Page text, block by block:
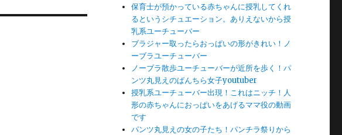
保育士が預かっている赤ちゃんに授乳してくれ
るというシチュエーション。ありえないから授
乳系ユーチューバー
ブラジャー取ったらおっぱいの形がきれい！ノ
ーブラユーチューバー
ノーブラ散歩ユーチューバーが近所を歩く！パ
ンツ丸見えのぱんちら女子youtuber
授乳系ユーチューバー出現！これはニッチ！人
形の赤ちゃんにおっぱいをあげるママ役の動画
です
パンツ丸見えの女の子たち！パンチラ祭りから